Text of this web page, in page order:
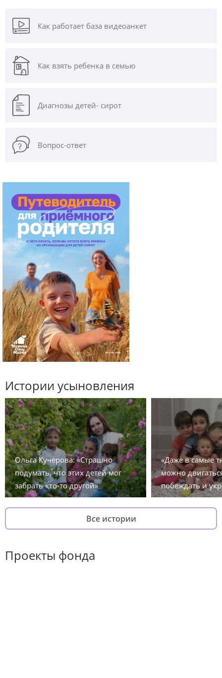
Как работает база видеоанкет
Как взять ребенка в семью
Диагнозы детей- сирот
Вопрос-ответ
Истории усыновления
Ольга Кучерова: «Страшно
подумать, что этих детей мог
забрать кто-то другой»
«Даже в самые
можно
побеждать и
Все истории
Проекты фонда